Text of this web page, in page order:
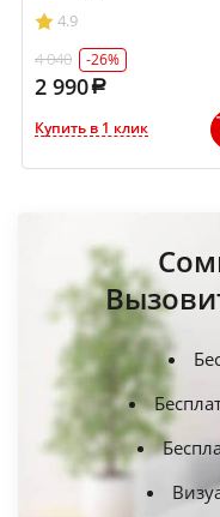
4.9
4 040
-26%
2 990
Купить в 1 клик